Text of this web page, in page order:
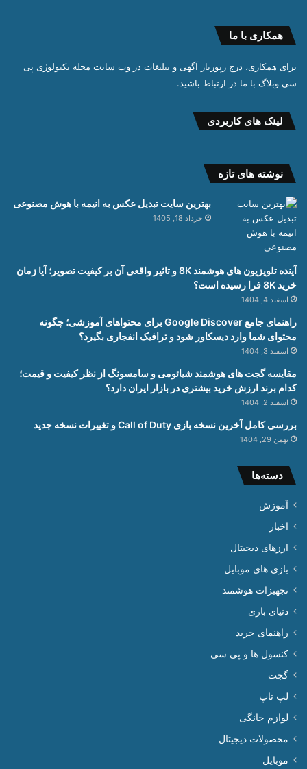
همکاری با ما
برای همکاری، درج رپورتاژ آگهی و تبلیغات در وب سایت مجله تکنولوژی پی
سی وبلاگ با ما در ارتباط باشید.
لینک های کاربردی
نوشته های تازه
بهترین سایت تبدیل عکس به انیمه با هوش مصنوعی
خرداد 18, 1405
آینده تلویزیون های هوشمند 8K و تاثیر واقعی آن بر کیفیت تصویر؛ آیا زمان
خرید 8K فرا رسیده است؟
اسفند 4, 1404
راهنمای جامع Google Discover برای محتواهای آموزشی؛ چگونه
محتوای شما وارد دیسکاور شود و ترافیک انفجاری بگیرد؟
اسفند 3, 1404
مقایسه گجت های هوشمند شیائومی و سامسونگ از نظر کیفیت و قیمت؛
کدام برند ارزش خرید بیشتری در بازار ایران دارد؟
اسفند 2, 1404
بررسی کامل آخرین نسخه بازی Call of Duty و تغییرات نسخه جدید
بهمن 29, 1404
دسته‌ها
آموزش
اخبار
ارزهای دیجیتال
بازی های موبایل
تجهیزات هوشمند
دنیای بازی
راهنمای خرید
کنسول ها و پی سی
گجت
لپ تاپ
لوازم خانگی
محصولات دیجیتال
موبایل